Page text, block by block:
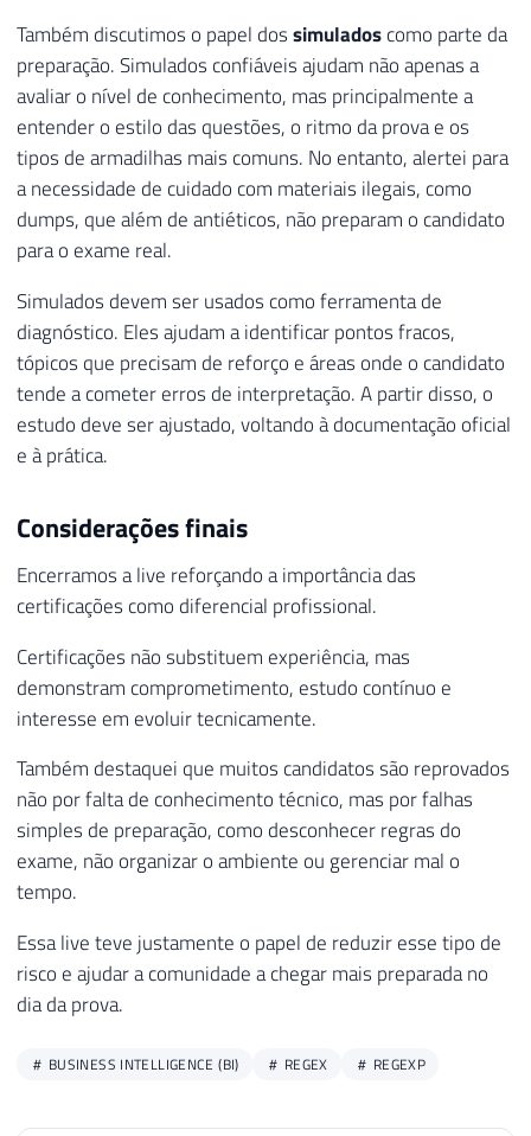
Também discutimos o papel dossimuladoscomo parte da
preparação. Simulados confiáveis ajudam não apenas a
avaliar o nível de conhecimento, mas principalmente a
entender o estilo das questões, o ritmo da prova e os
tipos de armadilhas mais comuns. No entanto, alertei para
a necessidade de cuidado com materiais ilegais, como
dumps, que além de antiéticos, não preparam o candidato
para o exame real.
Simulados devem ser usados como ferramenta de
diagnóstico. Eles ajudam a identificar pontos fracos,
tópicos que precisam de reforço e áreas onde o candidato
tende a cometer erros de interpretação. A partir disso, o
estudo deve ser ajustado, voltando à documentação oficial
e à prática.
Considerações finais
Encerramos a live reforçando a importância das
certificações como diferencial profissional.
Certificações não substituem experiência, mas
demonstram comprometimento, estudo contínuo e
interesse em evoluir tecnicamente.
Também destaquei que muitos candidatos são reprovados
não por falta de conhecimento técnico, mas por falhas
simples de preparação, como desconhecer regras do
exame, não organizar o ambiente ou gerenciar mal o
tempo.
Essa live teve justamente o papel de reduzir esse tipo de
risco e ajudar a comunidade a chegar mais preparada no
dia da prova.
BUSINESS INTELLIGENCE (BI) REGEX REGEXP